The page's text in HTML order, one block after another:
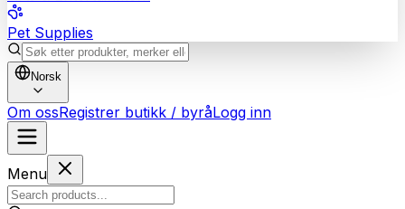
Pet Supplies
Norsk
Om ossRegistrer butikk / byråLogg inn
Menu